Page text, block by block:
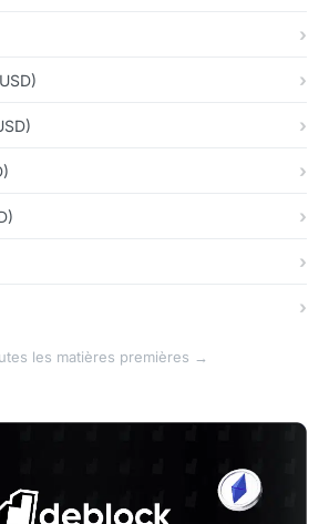
les matières premières →